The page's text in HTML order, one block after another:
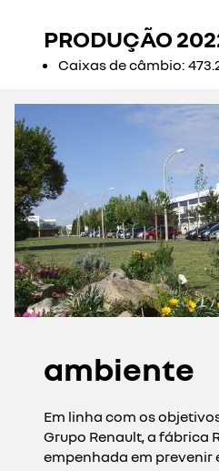
PRODUÇÃO
Caixas de câmbio:
ambiente
Em linha com os
Grupo Renault, a fábrica
empenhada em prevenir